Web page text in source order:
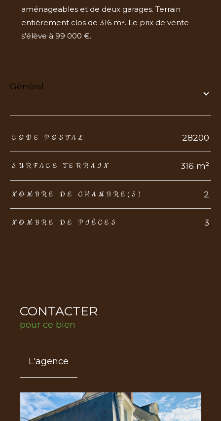
aménageables et de deux garages. Terrain
entièrement clos de 316 m². Le prix de vente
s'élève à 99 000 €.
général
TRAD_ZEPHYR_Caracteristique TRAD_ZEPHYR_Valeurs
CODE POSTAL 28200
SURFACE TERRAIN 316 m²
NOMBRE DE CHAMBRE(S) 2
NOMBRE DE PIÈCES 3
CONTACTER
pour ce bien
L'agence